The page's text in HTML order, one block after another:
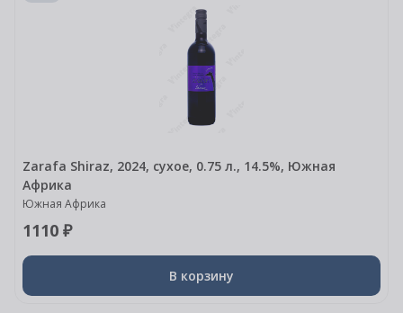
Zarafa Shiraz, 2024, сухое, 0.75 л., 14.5%, Южная
Африка
Южная Африка
1110 ₽
В корзину